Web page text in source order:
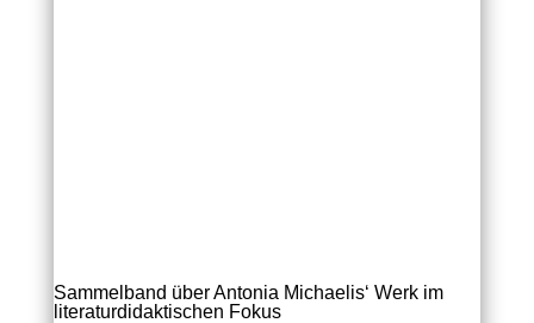
Sammelband über Antonia Michaelis‘ Werk im
literaturdidaktischen Fokus